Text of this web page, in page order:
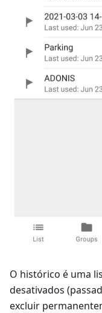
O histórico é uma
desativados
excluir